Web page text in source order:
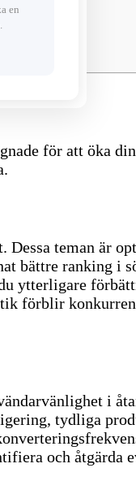
en
för att öka
teman är
bättre ranking i
ytterligare
förblir
i
tydliga
och åtgärda